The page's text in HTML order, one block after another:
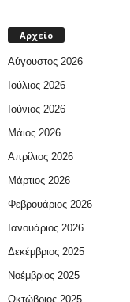
Αρχείο
Αύγουστος 2026
Ιούλιος 2026
Ιούνιος 2026
Μάιος 2026
Απρίλιος 2026
Μάρτιος 2026
Φεβρουάριος 2026
Ιανουάριος 2026
Δεκέμβριος 2025
Νοέμβριος 2025
Οκτώβριος 2025